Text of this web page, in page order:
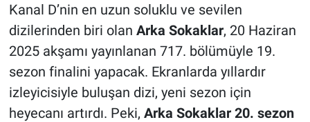
Kanal D’nin en uzun soluklu ve sevilen
dizilerinden biri olan Arka Sokaklar, 20 Haziran
2025 akşamı yayınlanan 717. bölümüyle 19.
sezon finalini yapacak. Ekranlarda yıllardır
izleyicisiyle buluşan dizi, yeni sezon için
heyecanı artırdı. Peki, Arka Sokaklar 20. sezon